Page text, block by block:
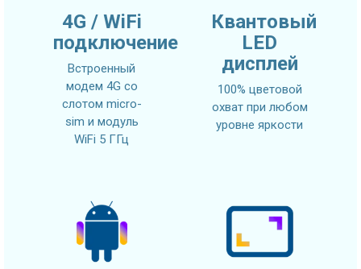
4G / WiFi
подключение
Встроенный
модем 4G со
слотом micro-
sim и модуль
WiFi 5 ГГц
Квантовый
LED
дисплей
100% цветовой
охват при любом
уровне яркости